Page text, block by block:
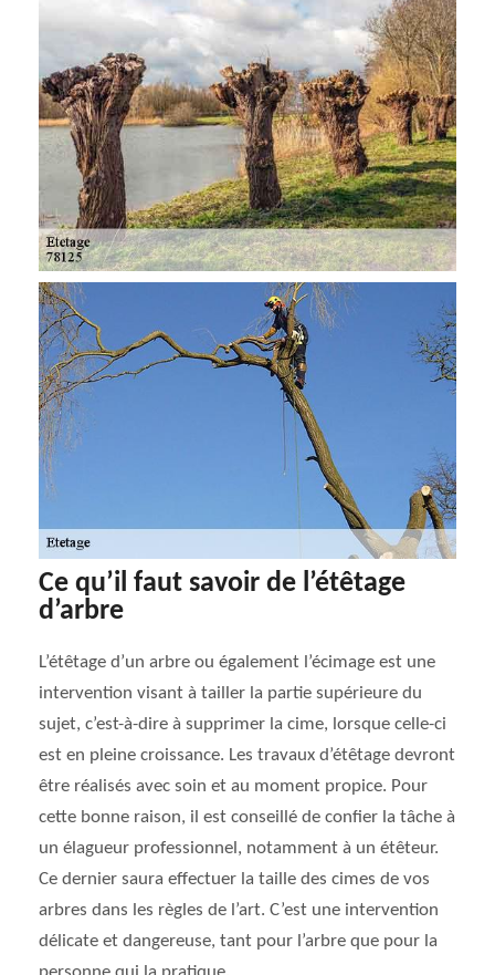
Ce qu’il faut savoir de l’étêtage
d’arbre
L’étêtage d’un arbre ou également l’écimage est une
intervention visant à tailler la partie supérieure du
sujet, c’est-à-dire à supprimer la cime, lorsque celle-ci
est en pleine croissance. Les travaux d’étêtage devront
être réalisés avec soin et au moment propice. Pour
cette bonne raison, il est conseillé de confier la tâche à
un élagueur professionnel, notamment à un étêteur.
Ce dernier saura effectuer la taille des cimes de vos
arbres dans les règles de l’art. C’est une intervention
délicate et dangereuse, tant pour l’arbre que pour la